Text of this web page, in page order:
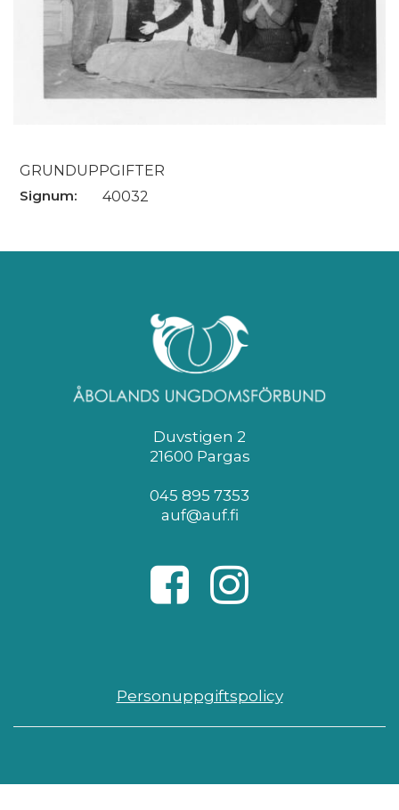
GRUNDUPPGIFTER
Signum: 40032
Duvstigen 2
21600 Pargas
045 895 7353
auf@auf.fi
Personuppgiftspolicy